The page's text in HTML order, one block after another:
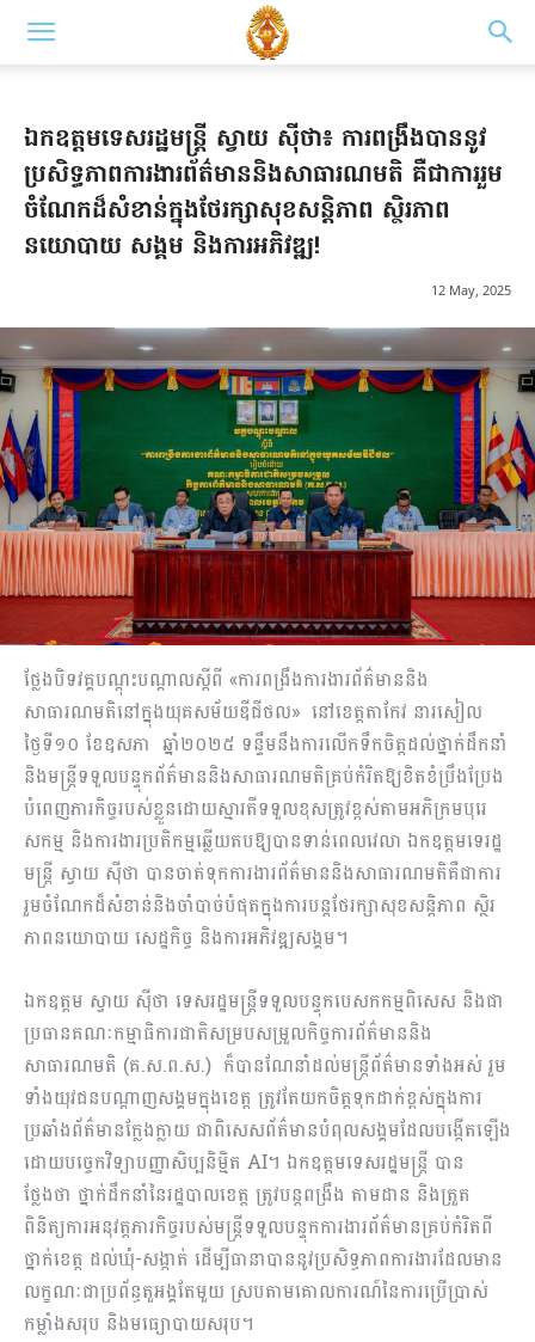
ឯកឧត្តមទេសរដ្ឋមន្ត្រី ស្វាយ ស៊ីថា៖ ការពង្រឹងបាននូវ
ប្រសិទ្ធភាព​ការងារព័ត៌មាន​និង​សាធារណ​មតិ គឺជាការរួម
ចំណែកដ៏សំខាន់ក្នុងថែរក្សាសុខសន្តិភាព ស្ថិរភាព
នយោបាយ សង្គម និងការ​អភិ​វឌ្ឍ!
12 May, 2025
ថ្លែងបិទវគ្គបណ្តុះបណ្តាលស្ដីពី «ការពង្រឹងការងារព័ត៌មាននិង
សាធារណមតិនៅ​ក្នុងយុគសម័យ​ឌីជី​ថល» នៅខេត្តតាកែវ នារសៀល
ថ្ងៃទី១០ ខែឧសភា ឆ្នាំ២០២៥ ទន្ទឹមនឹងការលើកទឹកចិត្ត​ដល់​ថ្នាក់ដឹកនាំ
និងមន្ត្រីទទួលបន្ទុកព័ត៌មាននិងសាធារណមតិគ្រប់កំរិតឱ្យខិតខំ​ប្រឹងប្រែង​
បំពេញ​ភារកិ​ច្ចរបស់ខ្លួនដោយស្មារតីទទួលខុសត្រូវខ្ពស់តាមអភិក្រមបុរេ
សកម្ម និងការងារប្រតិកម្ម​ឆ្លើយ​តបឱ្យ​បានទាន់ពេលវេលា ឯកឧត្តមទេរដ្ឋ
មន្ត្រី ស្វាយ ស៊ីថា បានចាត់ទុកការងារ​ព័ត៌មាននិ​ង​សា​ធារណ​មតិគឺជាការ
រួមចំណែកដ៏សំខាន់និងចាំបាច់បំផុតក្នុងការបន្តថែរក្សាសុខសន្តិភាព ស្ថិរ
ភាព​នយោ​បា​យ សេដ្ឋកិច្ច និងការអភិវឌ្ឍសង្គម។
ឯកឧត្តម ស្វាយ ស៊ីថា ទេសរដ្ឋមន្ត្រីទទួលបន្ទុកបេសកកម្មពិសេស និងជា
ប្រធាន​គណៈ​កម្មា​ធិការ​ជាតិសម្របសម្រួលកិច្ចការព័ត៌មាននិង
សាធារណមតិ (គ.ស.ព.ស.) ក៏បានណែនាំដល់​មន្ត្រី​ព័ត៌​មាន​ទាំងអស់ រួម
ទាំងយុវជនបណ្តាញសង្គមក្នុងខេត្ត ត្រូវតែយកចិត្តទុកដាក់ខ្ពស់ក្នុងកា​រ​
ប្រឆាំង​ព័ត៌​មាន​ក្លែងក្លាយ ជាពិសេសព័ត៌មានបំពុលសង្គមដែលបង្កើតឡើង
ដោយបច្ចេកវិទ្យាបញ្ញា​សិប្ប​និម្មិត AI។ ឯកឧត្តមទេសរដ្ឋមន្ត្រី បាន
ថ្លែងថា ថ្នាក់ដឹកនាំនៃរដ្ឋបាលខេត្ត ត្រូវបន្តពង្រឹង តាមដាន និងត្រួ​ត
ពិនិត្យការអនុវត្តភារកិច្ចរបស់មន្ត្រីទទួលបន្ទុកការងារព័ត៌មានគ្រប់កំរិតពី
ថ្នាក់ខេត្ត ដល់​ឃុំ-សង្កាត់ ដើម្បីធានាបាននូវប្រសិទ្ធភាពការងារដែលមាន
លក្ខណៈជាប្រព័ន្ធតួអង្គតែមួយ ស្របតាម​គោលការ​ណ៍នៃការប្រើប្រាស់
កម្លាំងសរុប និងមធ្យោបាយសរុប។